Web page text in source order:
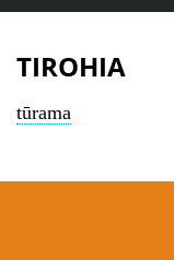
TIROHIA
tūrama